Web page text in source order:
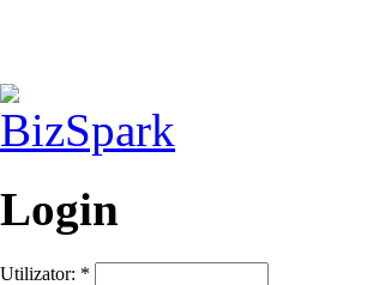
Login
Utilizator: *